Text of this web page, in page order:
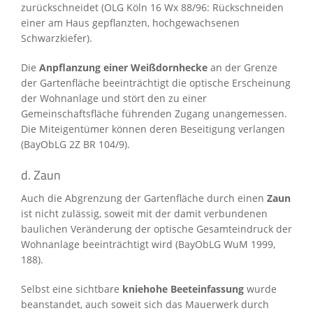
zurückschneidet (OLG Köln 16 Wx 88/96: Rückschneiden
einer am Haus gepflanzten, hochgewachsenen
Schwarzkiefer).
Die Anpflanzung einer Weißdornhecke an der Grenze
der Gartenfläche beeinträchtigt die optische Erscheinung
der Wohnanlage und stört den zu einer
Gemeinschaftsfläche führenden Zugang unangemessen.
Die Miteigentümer können deren Beseitigung verlangen
(BayObLG 2Z BR 104/9).
d. Zaun
Auch die Abgrenzung der Gartenfläche durch einen Zaun
ist nicht zulässig, soweit mit der damit verbundenen
baulichen Veränderung der optische Gesamteindruck der
Wohnanlage beeinträchtigt wird (BayObLG WuM 1999,
188).
Selbst eine sichtbare kniehohe Beeteinfassung wurde
beanstandet, auch soweit sich das Mauerwerk durch